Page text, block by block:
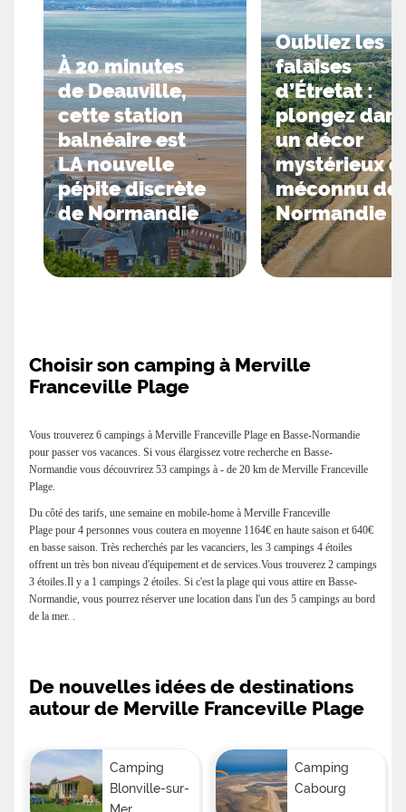
À 20 minutes
de Deauville,
cette station
balnéaire est
LA nouvelle
pépite discrète
de Normandie
Oubliez les
falaises
d’Étretat :
plongez
un décor
mystérieux
méconnu de
Normandie
Choisir son camping à Merville
Franceville Plage
Vous trouverez 6 campings à Merville Franceville Plage en Basse-Normandie
pour passer vos vacances. Si vous élargissez votre recherche en Basse-
Normandie vous découvrirez 53 campings à - de 20 km de Merville Franceville
Plage.
Du côté des tarifs, une semaine en mobile-home à Merville Franceville
Plage pour 4 personnes vous coutera en moyenne 1164€ en haute saison et 640€
en basse saison. Très recherchés par les vacanciers, les 3 campings 4 étoiles
offrent un très bon niveau d'équipement et de services.Vous trouverez 2 campings
3 étoiles.Il y a 1 campings 2 étoiles. Si c'est la plage qui vous attire en Basse-
Normandie, vous pourrez réserver une location dans l'un des 5 campings au bord
de la mer. .
De nouvelles idées de destinations
autour de Merville Franceville Plage
Camping
Blonville-sur-
Camping
Cabourg